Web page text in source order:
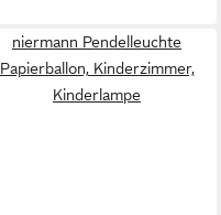
niermann Pendelleuchte
Papierballon, Kinderzimmer,
Kinderlampe